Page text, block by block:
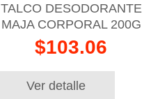
TALCO DESODORANTE
MAJA CORPORAL 200G
$103.06
Ver detalle